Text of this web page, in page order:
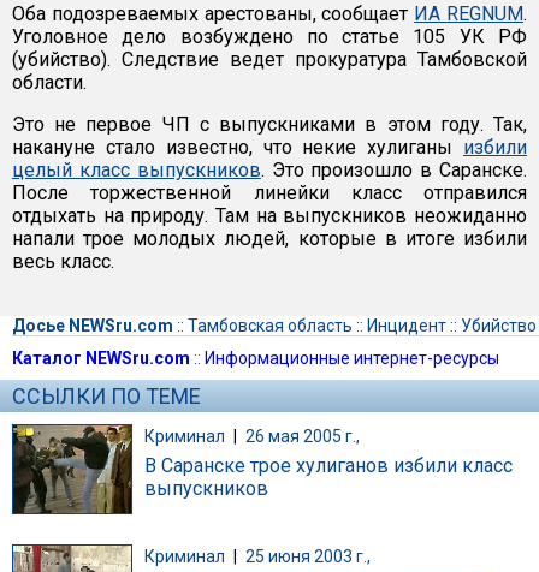
Оба подозреваемых арестованы, сообщает ИА REGNUM.
Уголовное дело возбуждено по статье 105 УК РФ
(убийство). Следствие ведет прокуратура Тамбовской
области.
Это не первое ЧП с выпускниками в этом году. Так,
накануне стало известно, что некие хулиганы избили
целый класс выпускников. Это произошло в Саранске.
После торжественной линейки класс отправился
отдыхать на природу. Там на выпускников неожиданно
напали трое молодых людей, которые в итоге избили
весь класс.
Досье NEWSru.com :: Тамбовская область :: Инцидент:: Убийство
Каталог NEWSru.com :: Информационные интернет-ресурсы
ССЫЛКИ ПО ТЕМЕ
Криминал | 26 мая 2005 г.,
В Саранске трое хулиганов избили класс
выпускников
Криминал 25 июня 2003 г.,